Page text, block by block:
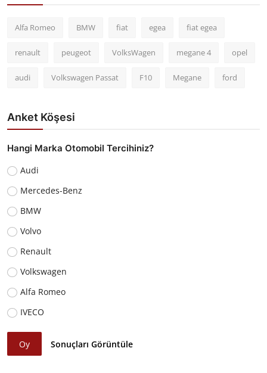
Alfa Romeo BMW fiat egea fiat egea
renault peugeot VolksWagen megane 4 opel
audi Volkswagen Passat F10 Megane ford
Anket Köşesi
Hangi Marka Otomobil Tercihiniz?
Audi
Mercedes-Benz
BMW
Volvo
Renault
Volkswagen
Alfa Romeo
IVECO
Oy Sonuçları Görüntüle